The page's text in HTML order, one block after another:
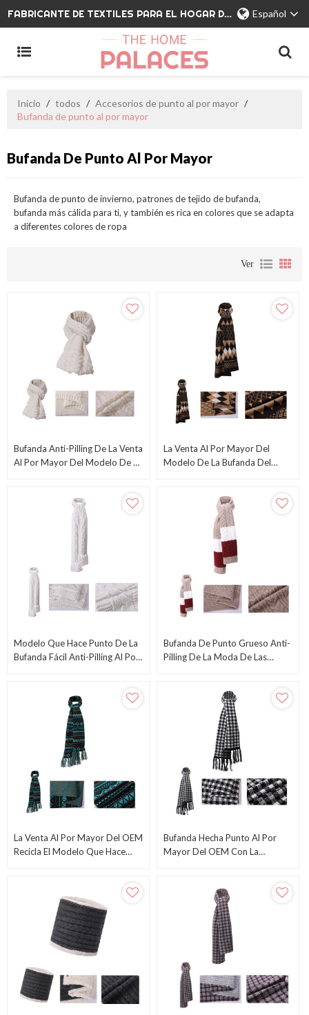
FABRICANTE DE TEXTILES PARA EL HOGAR DE MARCA PRIVADA Español
Inicio / todos / Accesorios de punto al por mayor /
Bufanda de punto al por mayor
Bufanda De Punto Al Por Mayor
Bufanda de punto de invierno, patrones de tejido de bufanda,
bufanda más cálida para ti, y también es rica en colores que se adapta
a diferentes colores de ropa
Ver
Bufanda Anti-Pilling De La Venta
Al Por Mayor Del Modelo De La
La Venta Al Por Mayor Del
Modelo De La Bufanda Del
Modelo Que Hace Punto De La
Bufanda Fácil Anti-Pilling Al Por
Bufanda De Punto Grueso Anti-
Pilling De La Moda De Las
La Venta Al Por Mayor Del OEM
Recicla El Modelo Que Hace
Bufanda Hecha Punto Al Por
Mayor Del OEM Con La